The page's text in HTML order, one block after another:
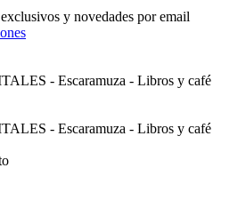
y novedades por email